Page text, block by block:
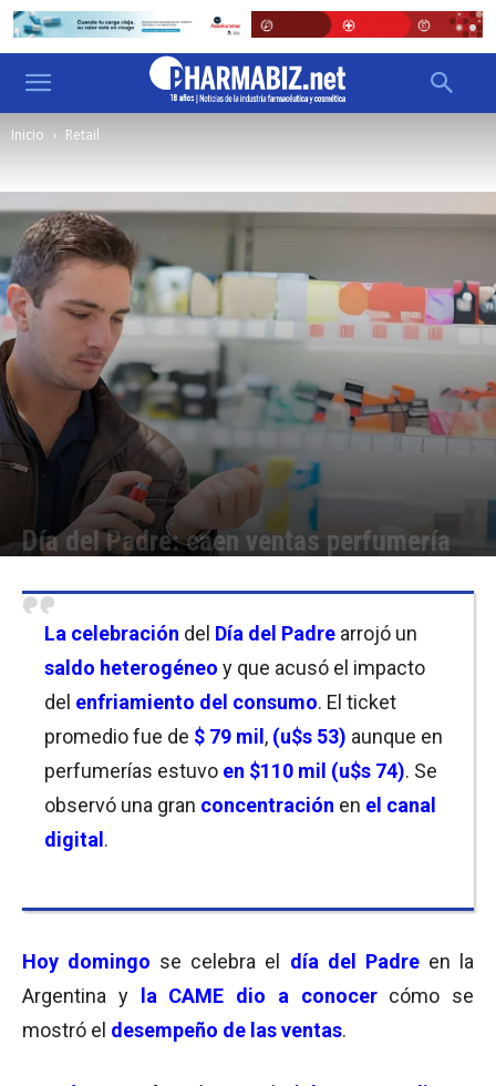
Inicio Retail
Día del Padre: caen ventas perfumería
La celebración del Día del Padre arrojó un
saldo heterogéneo y que acusó el impacto
del enfriamiento del consumo. El ticket
promedio fue de $ 79 mil , (u$s 53) aunque en
perfumerías estuvo en $110 mil (u$s 74). Se
observó una gran concentración en el canal
digital .
Hoy domingo se celebra el día del Padreen la
Argentina y
la CAME dio a conocer cómo se
mostró el desempeño de las ventas.